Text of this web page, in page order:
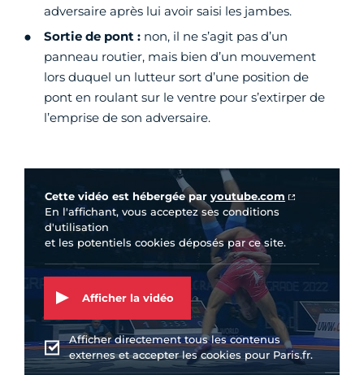
adversaire après lui avoir saisi les jambes.
Sortie de pont : non, il ne s’agit pas d’un
panneau routier, mais bien d’un mouvement
lors duquel un lutteur sort d’une position de
pont en roulant sur le ventre pour s’extirper de
l’emprise de son adversaire.
Cette vidéo est hébergée par youtube.com
En l'affichant, vous acceptez ses conditions
d'utilisation
et les potentiels cookies déposés par ce site.
Afficher la vidéo
Afficher directement tous les contenus
externes et accepter les cookies pour Paris.fr.